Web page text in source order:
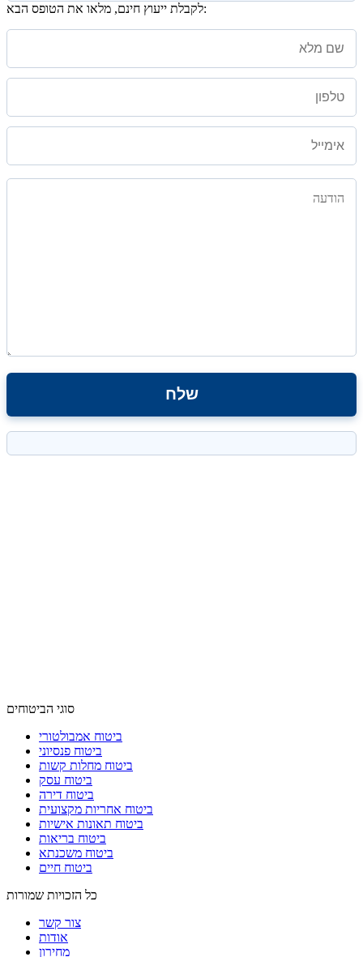
לקבלת ייעוץ חינם, מלאו את הטופס הבא:
סוגי הביטוחים
ביטוח אמבולטורי
ביטוח פנסיוני
ביטוח מחלות קשות
ביטוח עסק
ביטוח דירה
ביטוח אחריות מקצועית
ביטוח תאונות אישיות
ביטוח בריאות
ביטוח משכנתא
ביטוח חיים
כל הזכויות שמורות
צור קשר
אודות
מחירון